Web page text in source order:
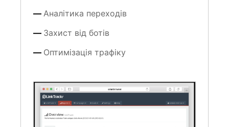
Аналітика переходів
Захист від ботів
Оптимізація трафіку